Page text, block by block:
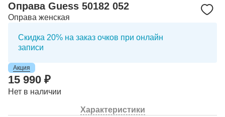
Оправа Guess 50182 052
Оправа женская
Скидка 20% на заказ очков при онлайн
записи
Акция
15 990 ₽
Нет в наличии
Характеристики